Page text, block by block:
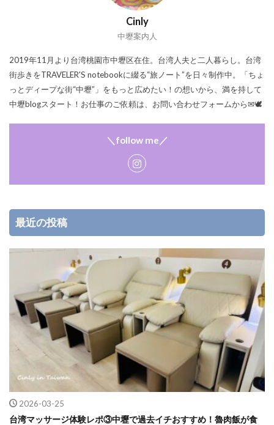
Cinly
中壢案内人
2019年11月より台湾桃園市中壢区在住。台湾人夫と二人暮らし。台湾
街歩きをTRAVELER'S notebookに綴る“旅ノート”を日々制作中。「ちょ
っとディープな街“中壢”」をもっと広めたい！の想いから、満を持して
中壢blogスタート！お仕事のご依頼は、お問い合わせフォームから✉🕊
＼follow me／
最近の投稿
2026-03-25
台湾マッサージ体験レポ③中壢で過去イチおすすめ！魯肉飯が食